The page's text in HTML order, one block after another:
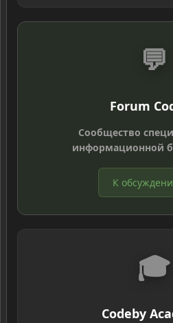
💬
Forum
Сообщество
информационной
К
🎓
Codeby